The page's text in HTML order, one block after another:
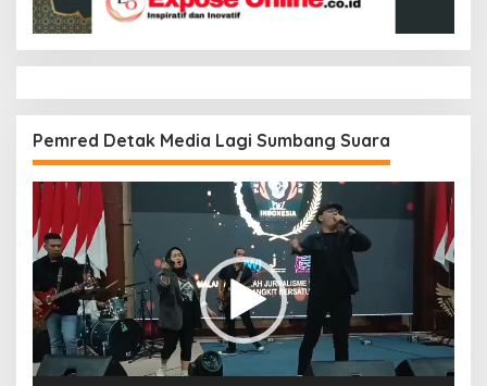
Pemred Detak Media Lagi Sumbang Suara
Pemutar
Video